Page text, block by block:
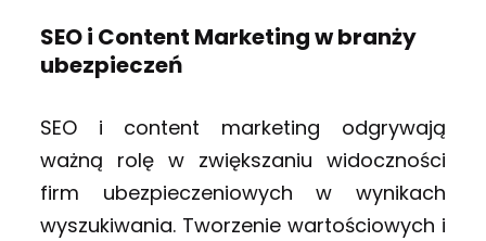
SEO i Content Marketing w branży
ubezpieczeń
SEO i content marketing odgrywają
ważną rolę w zwiększaniu widoczności
firm ubezpieczeniowych w wynikach
wyszukiwania. Tworzenie wartościowych i